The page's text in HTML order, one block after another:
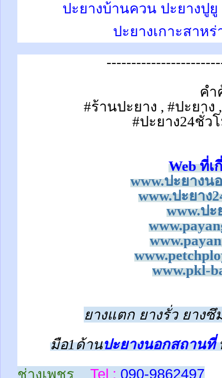
ปะยางบ้านควน ปะยางปู
ปะยางเกาะสาหร่
คำ
#ร้านปะยาง , #ปะยา
#ปะยาง24ชั่ว
Web ที่
www.ปะยางน
www.ปะยาง
www.ปะ
www.pkl-
ยางแตก ยางรั่ว ยางซึ
มือ1ด้านปะยางนอกสถานที่
ช่างเพชร
Tel : 090-9862497